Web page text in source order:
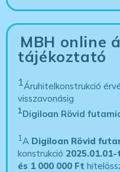
MBH online
tájékoztató
1Áruhitelkonstrukció
visszavonásig
1Digiloan Rövid
1A Digiloan Rövid
konstrukció
és 1 000 000 Ft